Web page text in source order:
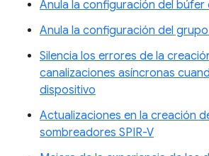
Anula la configuración del búfer
Anula la configuración del
Silencia los errores de la
canalizaciones asíncronas
dispositivo
Actualizaciones en la creación
sombreadores SPIR-V